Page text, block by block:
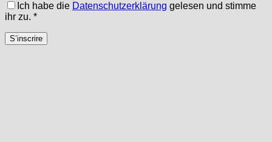
Ich habe die Datenschutzerklärung gelesen und stimme
ihr zu. *
S’inscrire